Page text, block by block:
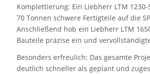
Komplettierung: Ein Liebherr LTM
70 Tonnen schwere Fertigteile auf die
Anschließend hob ein Liebherr LTM
Bauteile präzise ein und
Besonders erfreulich: Das gesamte
deutlich schneller als geplant und